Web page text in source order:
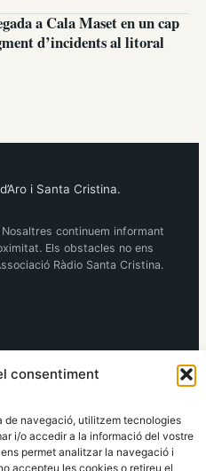
consentiment
de navegació, utilitzem tecnologies
i/o accedir a la informació del vostre
permet analitzar la navegació i
accepteu les cookies o retireu el
a Cala Maset en un cap
d’incidents al litoral
i Santa Cristina.
continuem informant
Els obstacles no ens
Ràdio Santa Cristina.